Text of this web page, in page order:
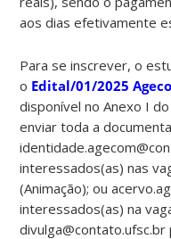
aos dias efetivamente
Para se inscrever, o
o Edital/01/2025
disponível no Anexo I
enviar toda a
interessados(as) nas
(Animação); ou
interessados(as) na